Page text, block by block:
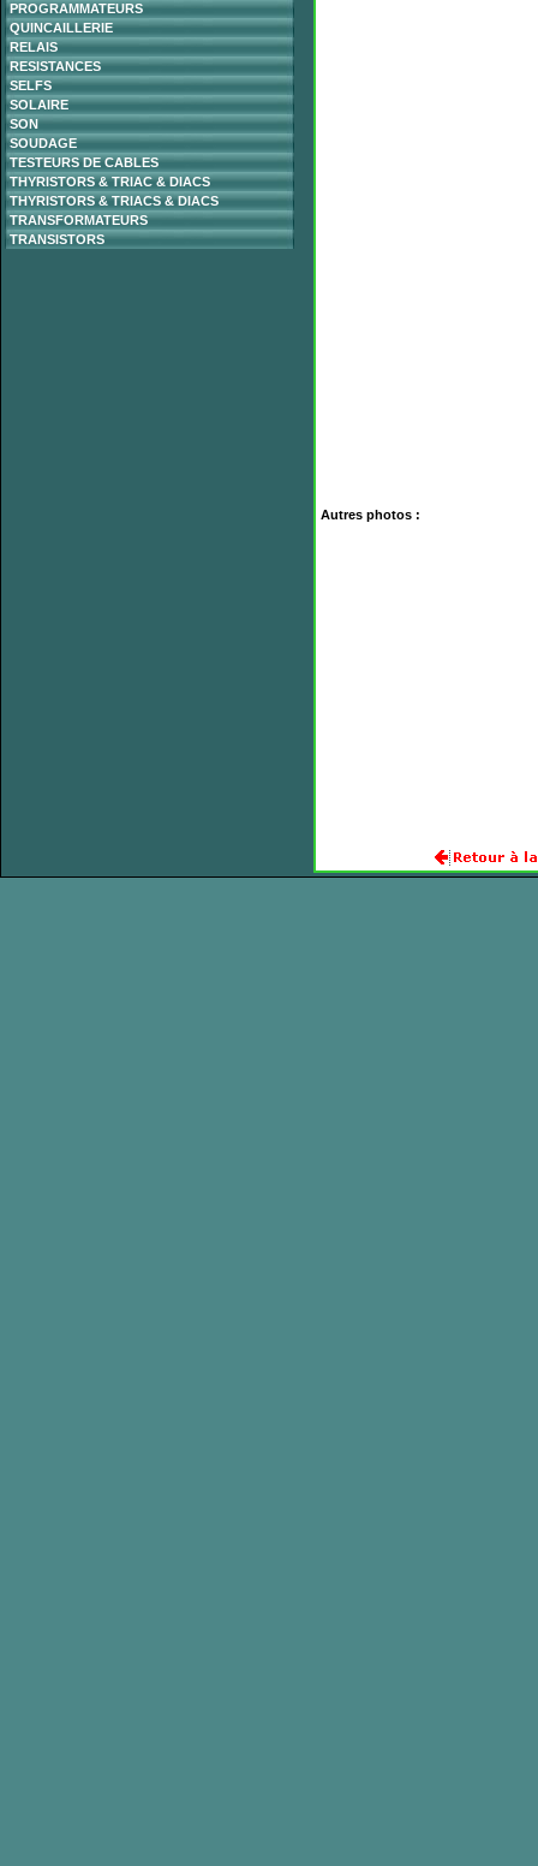
PROGRAMMATEURS
QUINCAILLERIE
RELAIS
RESISTANCES
SELFS
SOLAIRE
SON
SOUDAGE
TESTEURS DE CABLES
THYRISTORS & TRIAC & DIACS
THYRISTORS & TRIACS & DIACS
TRANSFORMATEURS
TRANSISTORS
Autres photos :